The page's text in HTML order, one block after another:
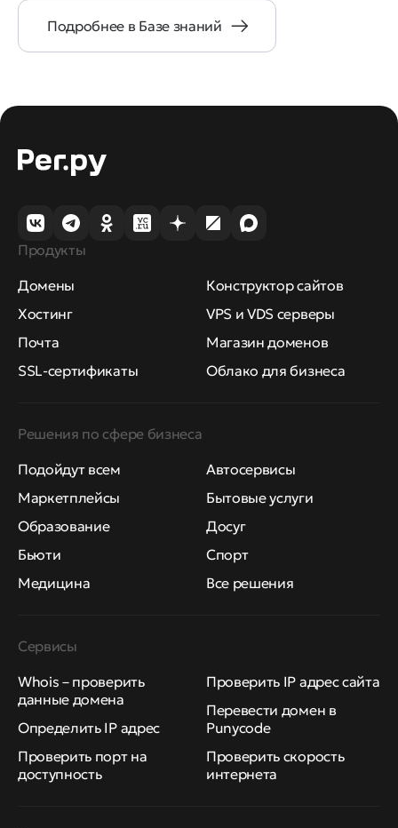
Подробнее в Базе знаний
Продукты
Домены
Хостинг
Почта
SSL-сертификаты
Конструктор сайтов
VPS и VDS серверы
Магазин доменов
Облако для бизнеса
Решения по сфере бизнеса
Подойдут всем
Маркетплейсы
Образование
Бьюти
Медицина
Автосервисы
Бытовые услуги
Досуг
Спорт
Все решения
Сервисы
Whois – проверить
данные домена
Определить IP адрес
Проверить порт на
доступность
Проверить IP адрес сайта
Перевести домен в
Punycode
Проверить скорость
интернета